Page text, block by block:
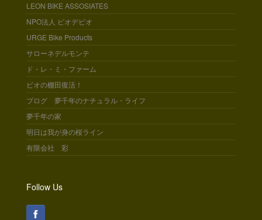
LEON BIKE ASSOSIATES
NPO法人 ビオデビオ
URGE Bike Products
サローネデルモンテ
ド・レ・ミ・ファーム
ビオの棚田復活！
ブログ 夢千年のナチュラル・ライフ
夢千年の家
明日は我が身の桜ライン
有限会社 彩
Follow Us